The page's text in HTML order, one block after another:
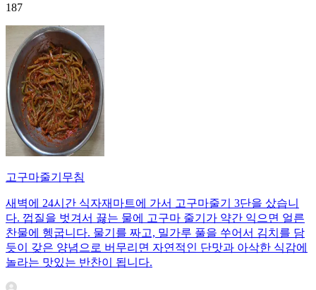
187
고구마줄기무침
새벽에 24시간 식자재마트에 가서 고구마줄기 3단을 샀습니
다. 껍질을 벗겨서 끓는 물에 고구마 줄기가 약간 익으면 얼른
찬물에 헹굽니다. 물기를 짜고, 밀가루 풀을 쑤어서 김치를 담
듯이 갖은 양념으로 버무리면 자연적인 단맛과 아삭한 식감에
놀라는 맛있는 반찬이 됩니다.